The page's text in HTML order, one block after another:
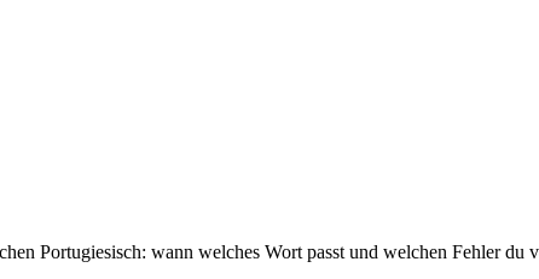
Portugiesisch: wann welches Wort passt und welchen Fehler du